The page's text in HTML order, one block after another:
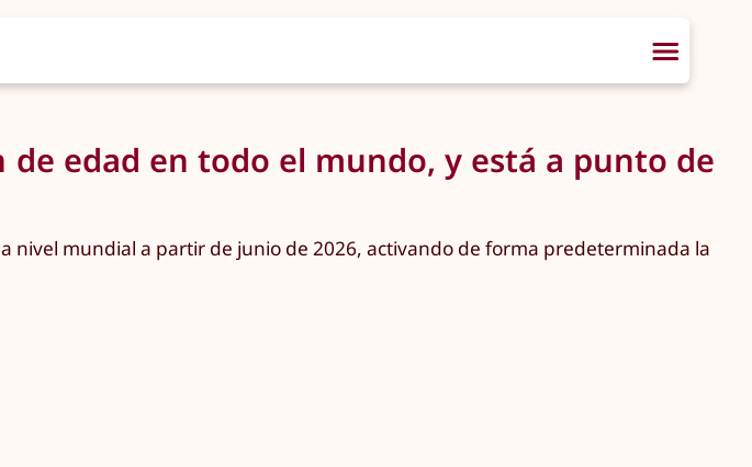
edad en todo el mundo, y está a punto de
mundial a partir de junio de 2026, activando de forma predeterminada la